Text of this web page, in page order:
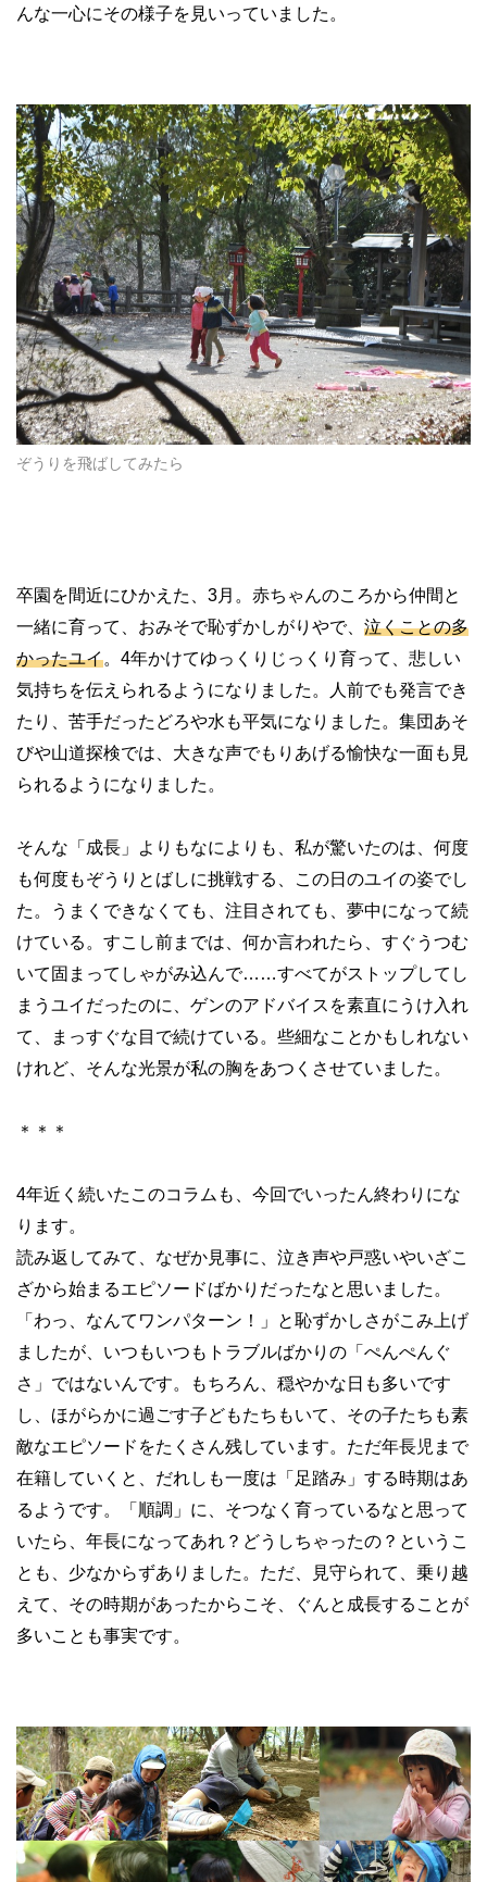
んな一心にその様子を見いっていました。
ぞうりを飛ばしてみたら
卒園を間近にひかえた、 3月。赤ちゃんのころから仲間と
一緒に育って、おみそで恥ずかしがりやで、 泣くことの多
かったユイ。 4年かけてゆっくりじっくり育って、悲しい
気持ちを伝えられるようになりました。人前でも発言でき
たり、苦手だったどろや水も平気になりました。集団あそ
びや山道探検では、大きな声でもりあげる愉快な一面も見
られるようになりました。
そんな「成長」よりもなによりも、私が驚いたのは、何度
も何度もぞうりとばしに挑戦する、この日のユイの姿でし
た。うまくできなくても、注目されても、夢中になって続
けている。すこし前までは、何か言われたら、すぐうつむ
いて固まってしゃがみ込んで……すべてがストップしてし
まうユイだったのに、ゲンのアドバイスを素直にうけ入れ
て、まっすぐな目で続けている。些細なことかもしれない
けれど、そんな光景が私の胸をあつくさせていました。
＊＊＊
4年近く続いたこのコラムも、今回でいったん終わりにな
ります。
読み返してみて、なぜか見事に、泣き声や戸惑いやいざこ
ざから始まるエピソードばかりだったなと思いました。
「わっ、なんてワンパターン！」と恥ずかしさがこみ上げ
ましたが、いつもいつもトラブルばかりの「ぺんぺんぐ
さ」ではないんです。もちろん、穏やかな日も多いです
し、ほがらかに過ごす子どもたちもいて、その子たちも素
敵なエピソードをたくさん残しています。ただ年長児まで
在籍していくと、だれしも一度は「足踏み」する時期はあ
るようです。「順調」に、そつなく育っているなと思って
いたら、年長になってあれ？どうしちゃったの？というこ
とも、少なからずありました。ただ、見守られて、乗り越
えて、その時期があったからこそ、ぐんと成長することが
多いことも事実です。